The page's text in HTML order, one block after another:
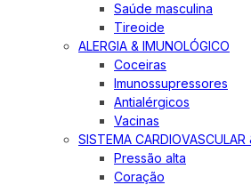
Saúde masculina
Tireoide
ALERGIA & IMUNOLÓGICO
Coceiras
Imunossupressores
Antialérgicos
Vacinas
SISTEMA CARDIOVASCULAR
Pressão alta
Coração